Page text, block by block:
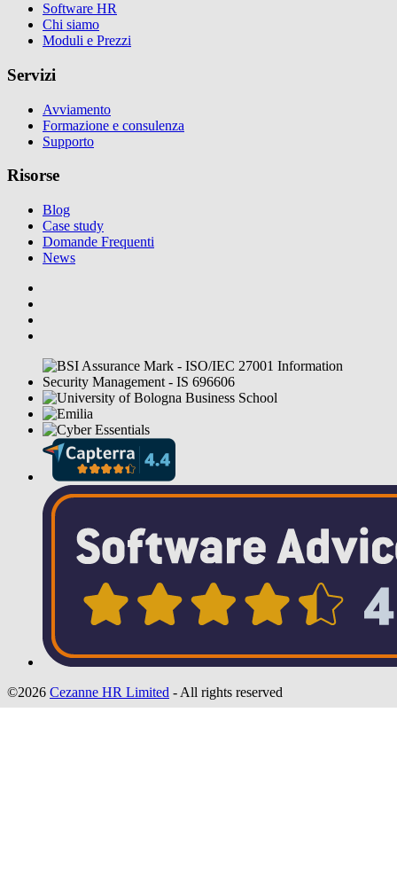
Software HR
Chi siamo
Moduli e Prezzi
Servizi
Avviamento
Formazione e consulenza
Supporto
Risorse
Blog
Case study
Domande Frequenti
News
©2026 Cezanne HR Limited - All rights reserved